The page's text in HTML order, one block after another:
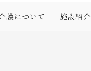
護について 施設紹介